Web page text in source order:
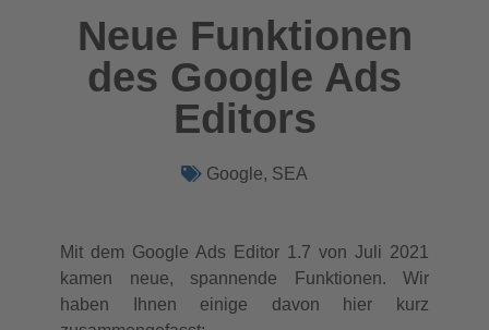
Neue Funktionen
des Google Ads
Editors
Google, SEA
Mit dem Google Ads Editor 1.7 von Juli 2021
kamen neue, spannende Funktionen. Wir
haben Ihnen einige davon hier kurz